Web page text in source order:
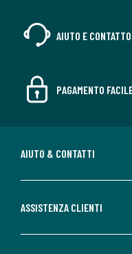
AIUTO E CONTATTO
PAGAMENTO
AIUTO & CONTATTI
ASSISTENZA CLIENTI